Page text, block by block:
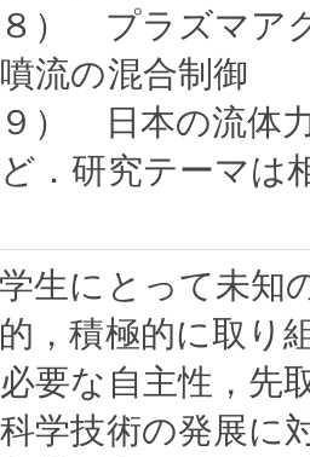
８） プラズマア
流の混合制御
９） 日本の流体
．研究テーマは
生にとって未知
，積極的に取り
要な自主性，先
学技術の発展に